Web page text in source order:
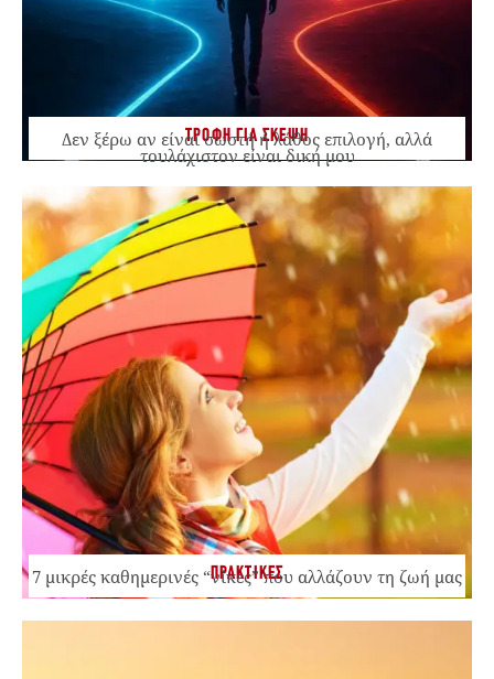
ΤΡΟΦΗ ΓΙΑ ΣΚΕΨΗ
Δεν ξέρω αν είναι σωστή ή λάθος επιλογή, αλλά
τουλάχιστον είναι δική μου
ΠΡΑΚΤΙΚΕΣ
7 μικρές καθημερινές “νίκες” που αλλάζουν τη ζωή μας